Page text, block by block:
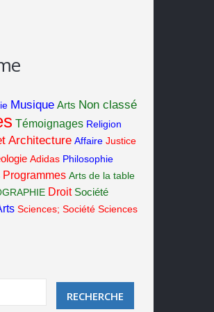
Musique Arts Non classé
Témoignages Religion
Architecture Affaire Justice
Adidas Philosophie
Arts de la table
Droit Société
Sciences; Société Sciences